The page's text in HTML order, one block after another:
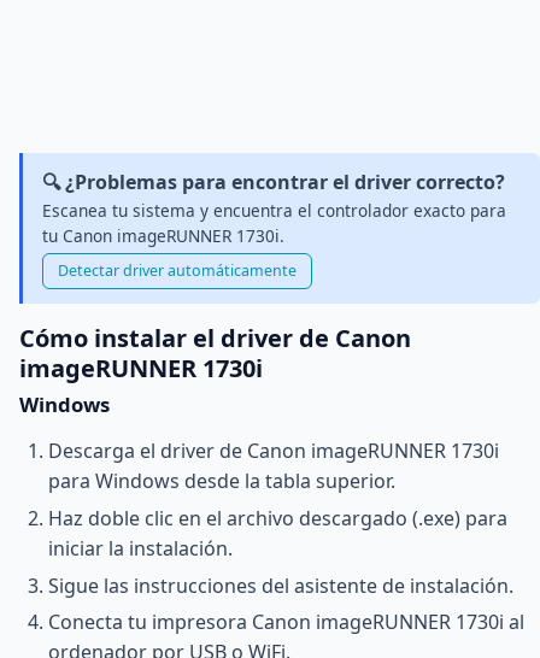
🔍 ¿Problemas para encontrar el driver correcto?
Escanea tu sistema y encuentra el controlador exacto para
tu Canon imageRUNNER 1730i.
Detectar driver automáticamente
Cómo instalar el driver de Canon
imageRUNNER 1730i
Windows
Descarga el driver de Canon imageRUNNER 1730i
para Windows desde la tabla superior.
Haz doble clic en el archivo descargado (.exe) para
iniciar la instalación.
Sigue las instrucciones del asistente de instalación.
Conecta tu impresora Canon imageRUNNER 1730i al
ordenador por USB o WiFi.